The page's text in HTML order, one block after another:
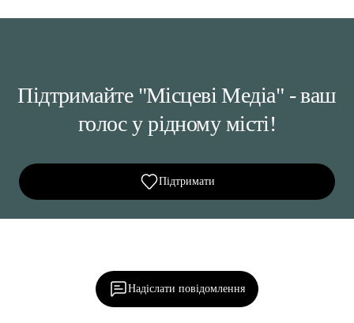
Підтримайте "Місцеві Медіа" - ваш
голос у рідному місті!
Підтримати
Надіслати повідомлення